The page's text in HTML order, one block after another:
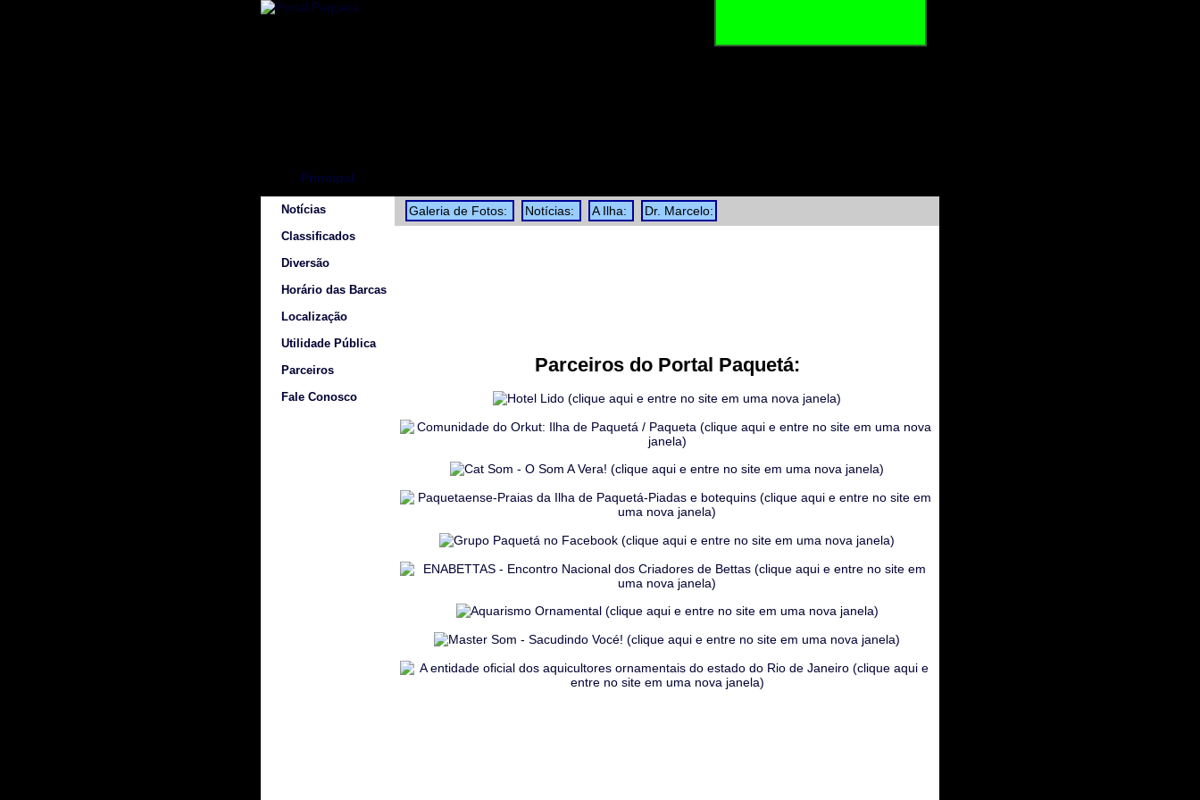
Principal
Notícias
Classificados
Diversão
Horário das Barcas
Localização
Utilidade Pública
Parceiros
Fale Conosco
Galeria de Fotos: Notícias: A Ilha: Dr. Marcelo:
Parceiros do Portal Paquetá: